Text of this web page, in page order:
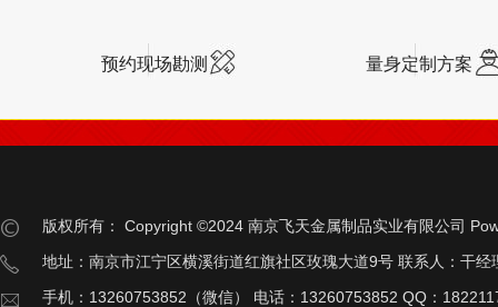
预约现场勘测 量身定制方案
版权所有： Copyright ©2024 南京飞天金属制品实业有限公司
地址：南京市江宁区横溪街道红旗社区玫瑰大道9号 联系人：干经
手机：13260753852（微信） 电话：13260753852 QQ：